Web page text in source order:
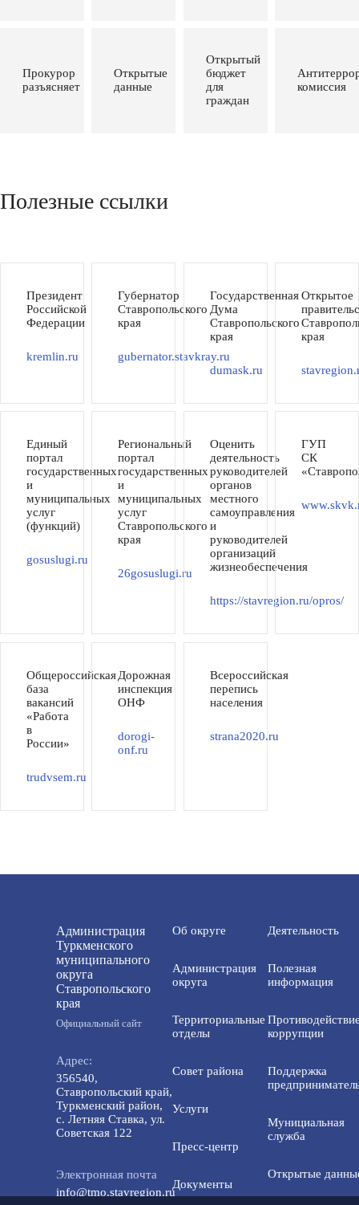
Прокурор
разъясняет
Открытые
данные
Открытый
бюджет
для
граждан
комиссия
Полезные ссылки
Президент
Российской
Федерации
kremlin.ru
Губернатор
Ставропольского
края
gubernator.stavkray.ru
Государственная
Дума
Ставропольского
края
dumask.ru
Открытое
края
Единый
портал
государственных
и
муниципальных
услуг
(функций)
gosuslugi.ru
Региональный
портал
государственных
и
муниципальных
услуг
Ставропольского
края
26gosuslugi.ru
Оценить
деятельность
руководителей
органов
местного
самоуправления
и
руководителей
организаций
жизнеобеспечения
https://stavregion.ru/opros/
ГУП
СК
Общероссийская
база
вакансий
«Работа
в
России»
trudvsem.ru
Дорожная
инспекция
ОНФ
dorogi-
onf.ru
Всероссийская
перепись
населения
strana2020.ru
Администрация
Туркменского
муниципального
округа
Ставропольского
края
Официальный сайт
Адрес:
356540,
Ставропольский край,
Туркменский район,
с. Летняя Ставка, ул.
Советская 122
Электронная почта
info@tmo.stavregion.ru
Об округе
Администрация
округа
Территориальные
отделы
Совет района
Услуги
Пресс-центр
Документы
Деятельность
Полезная
информация
коррупции
Поддержка
Мунициальная
служба
Открытые